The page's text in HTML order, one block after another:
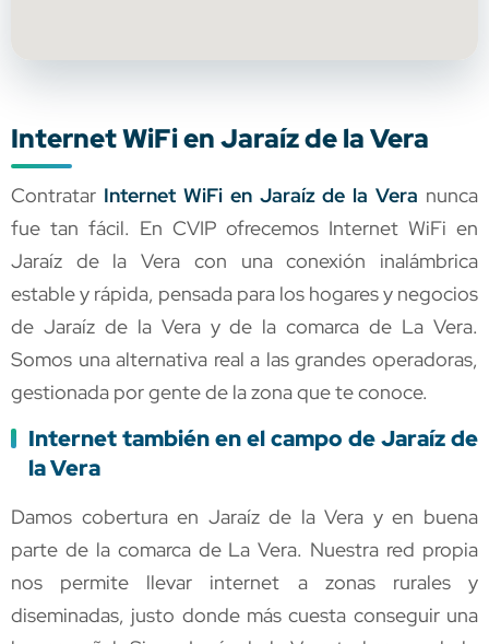
Internet WiFi en Jaraíz de la Vera
Contratar Internet WiFi en Jaraíz de la Vera nunca
fue tan fácil. En CVIP ofrecemos Internet WiFi en
Jaraíz de la Vera con una conexión inalámbrica
estable y rápida, pensada para los hogares y negocios
de Jaraíz de la Vera y de la comarca de La Vera.
Somos una alternativa real a las grandes operadoras,
gestionada por gente de la zona que te conoce.
Internet también en el campo de Jaraíz de
la Vera
Damos cobertura en Jaraíz de la Vera y en buena
parte de la comarca de La Vera. Nuestra red propia
nos permite llevar internet a zonas rurales y
diseminadas, justo donde más cuesta conseguir una